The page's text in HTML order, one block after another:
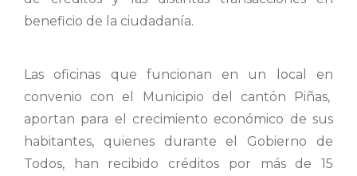
beneficio de la ciudadanía.
Las oficinas que funcionan en un local en
convenio con el Municipio del cantón Piñas,
aportan para el crecimiento económico de sus
habitantes, quienes durante el Gobierno de
Todos, han recibido créditos por más de 15